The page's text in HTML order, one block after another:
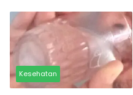
Kesehatan